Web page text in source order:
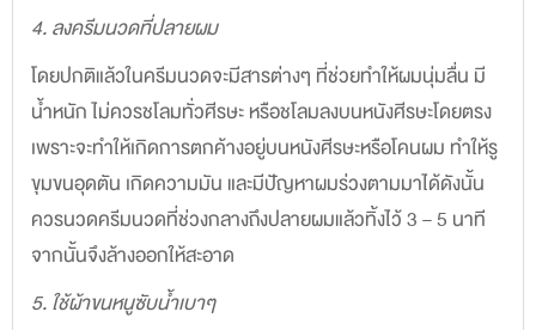
4. ลงครีมนวดที่ปลายผม
โดยปกติแล้วในครีมนวดจะมีสารต่างๆ ที่ช่วยทำให้ผมนุ่มลื่น มี
น้ำหนัก ไม่ควรชโลมทั่วศีรษะ หรือชโลมลงบนหนังศีรษะโดยตรง
เพราะจะทำให้เกิดการตกค้างอยู่บนหนังศีรษะหรือโคนผม ทำให้รู
ขุมขนอุดตัน เกิดความมัน และมีปัญหาผมร่วงตามมาได้ดังนั้น
ควรนวดครีมนวดที่ช่วงกลางถึงปลายผมแล้วทิ้งไว้ 3 – 5 นาที
จากนั้นจึงล้างออกให้สะอาด
5. ใช้ผ้าขนหนูซับน้ำเบาๆ